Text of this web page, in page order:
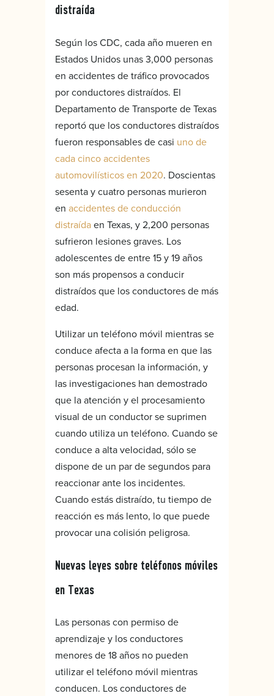
distraída
Según los CDC, cada año mueren en
Estados Unidos unas 3,000 personas
en accidentes de tráfico provocados
por conductores distraídos. El
Departamento de Transporte de Texas
reportó que los conductores distraídos
fueron responsables de casi uno de
cada cinco accidentes
automovilísticos en 2020. Doscientas
sesenta y cuatro personas murieron
en accidentes de conducción
distraídaen Texas, y 2,200 personas
sufrieron lesiones graves. Los
adolescentes de entre 15 y 19 años
son más propensos a conducir
distraídos que los conductores de más
edad.
Utilizar un teléfono móvil mientras se
conduce afecta a la forma en que las
personas procesan la información, y
las investigaciones han demostrado
que la atención y el procesamiento
visual de un conductor se suprimen
cuando utiliza un teléfono. Cuando se
conduce a alta velocidad, sólo se
dispone de un par de segundos para
reaccionar ante los incidentes.
Cuando estás distraído, tu tiempo de
reacción es más lento, lo que puede
provocar una colisión peligrosa.
Nuevas leyes sobre teléfonos móviles
en Texas
Las personas con permiso de
aprendizaje y los conductores
menores de 18 años no pueden
utilizar el teléfono móvil mientras
conducen. Los conductores de